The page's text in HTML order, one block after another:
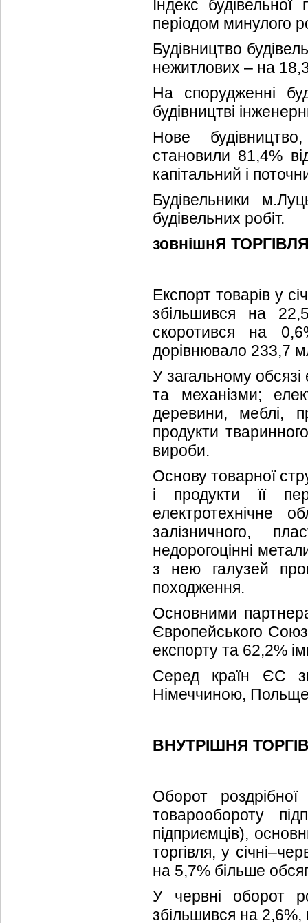
Індекс
періодом минулого
Будівництво
нежитлових – на
На спорудженні
будівництві
Нове
становили 81,4%
капітальний і
Будівельники
будівельних робіт.
зовнішнЯ
Експорт товарів у
збільшився на
скоротився на
дорівнювало 233,7
У загальному
та механізми;
деревини, меблі,
продукти
вироби.
Основу товарної
і продукти її
електротехнічне
залізничного,
недорогоцінні
з нею галузей
походження.
Основними
Європейського
експорту та 62,2%
Серед країн ЄС
Німеччиною,
ВНУТРІШНЯ
Оборот
товарообороту
підприємців),
торгівля, у
на 5,7% більше
У червні оборот
збільшився на